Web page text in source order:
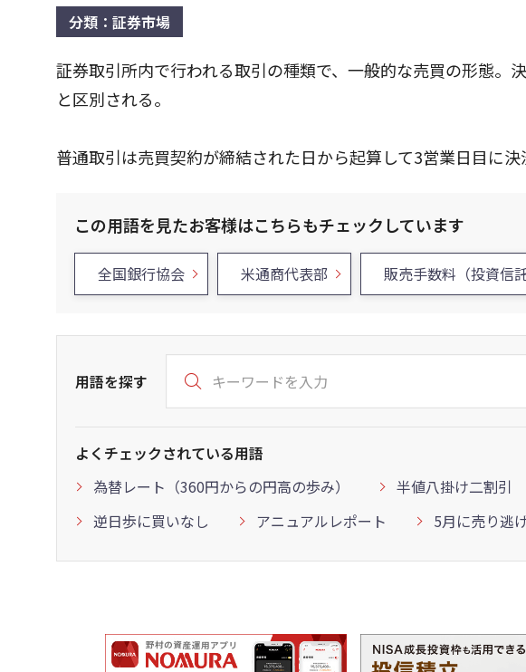
分類：証券市場
証券取引所内で行われる取引の種類で、一般的な売買の形態。
と区別される。
普通取引は売買契約が締結された日から起算して3営業日目に決
この用語を見たお客様はこちらもチェックしています
全国銀行協会 米通商代表部 販売手数料（投資信託
用語を探す
よくチェックされている用語
為替レート（360円からの円高の歩み）
半値八掛け二割引
逆日歩に買いなし
アニュアルレポート 5月に売り逃